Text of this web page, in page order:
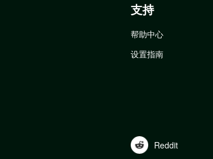
支持
帮助中心
设置指南
Reddit